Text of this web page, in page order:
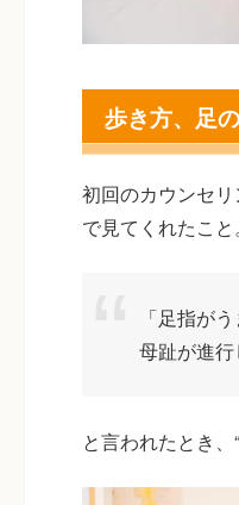
歩き方、足
初回のカウンセ
で見てくれたこと。
「足指が
母趾が進行
と言われたとき、